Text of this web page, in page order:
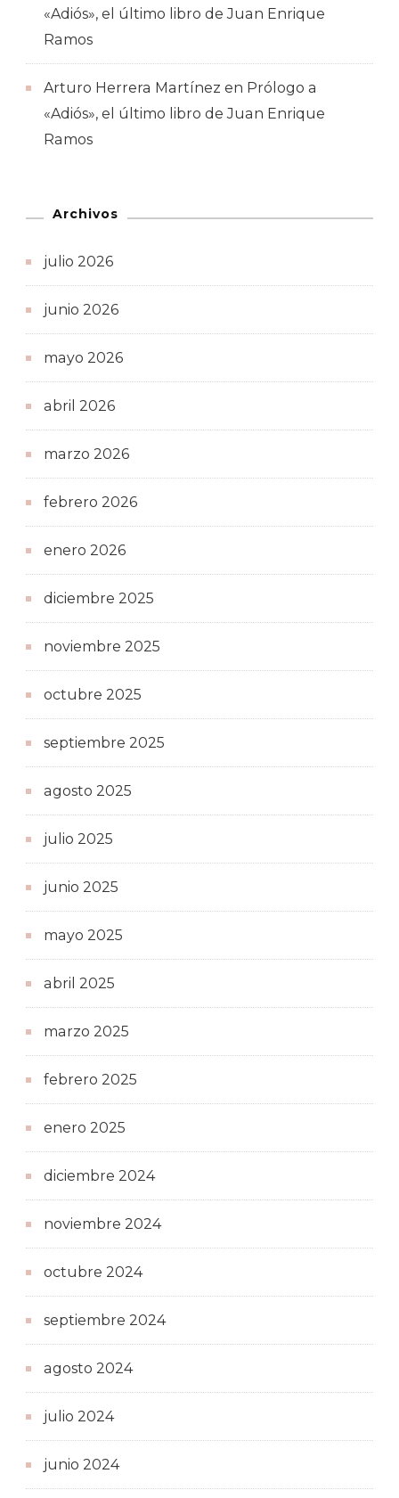
«Adiós», el último libro de Juan Enrique
Ramos
Arturo Herrera Martínez en Prólogo a
«Adiós», el último libro de Juan Enrique
Ramos
Archivos
julio 2026
junio 2026
mayo 2026
abril 2026
marzo 2026
febrero 2026
enero 2026
diciembre 2025
noviembre 2025
octubre 2025
septiembre 2025
agosto 2025
julio 2025
junio 2025
mayo 2025
abril 2025
marzo 2025
febrero 2025
enero 2025
diciembre 2024
noviembre 2024
octubre 2024
septiembre 2024
agosto 2024
julio 2024
junio 2024